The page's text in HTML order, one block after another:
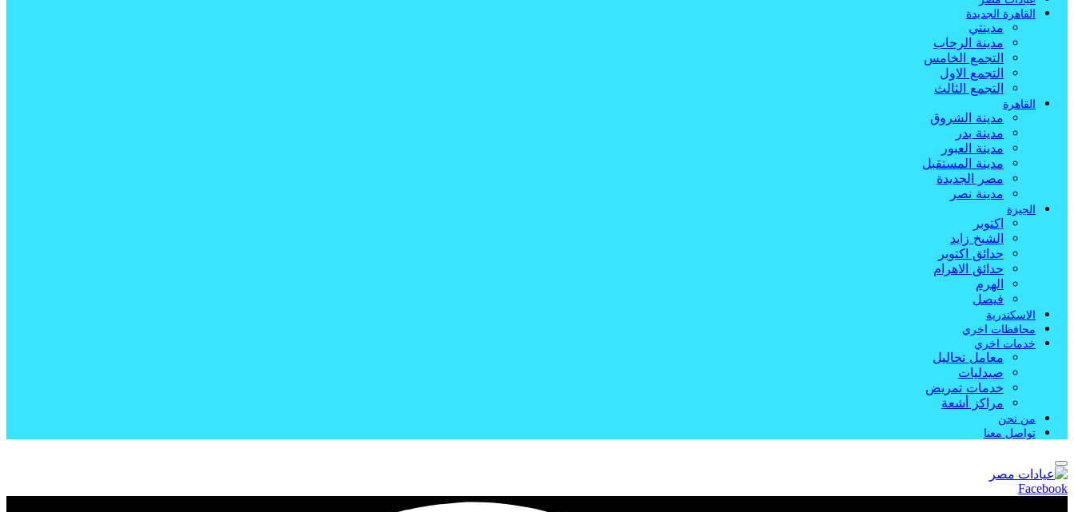
القاهرة الجديدة
مدينتي
مدينة الرحاب
التجمع الخامس
التجمع الاول
التجمع الثالث
القاهرة
مدينة الشروق
مدينة بدر
مدينة العبور
مدينة المستقبل
مصر الجديدة
مدينة نصر
الجيزة
اكتوبر
الشيخ زايد
حدائق اكتوبر
حدائق الاهرام
الهرم
فيصل
الاسكندرية
محافظات اخري
خدمات اخري
معامل تحاليل
صيدليات
خدمات تمريض
مراكز أشعة
من نحن
تواصل معنا
Facebook